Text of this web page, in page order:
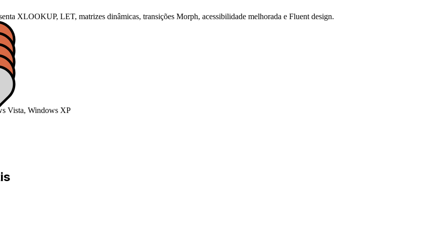
XLOOKUP, LET, matrizes dinâmicas, transições Morph, acessibilidade melhorada e Fluent design.
Vista, Windows XP